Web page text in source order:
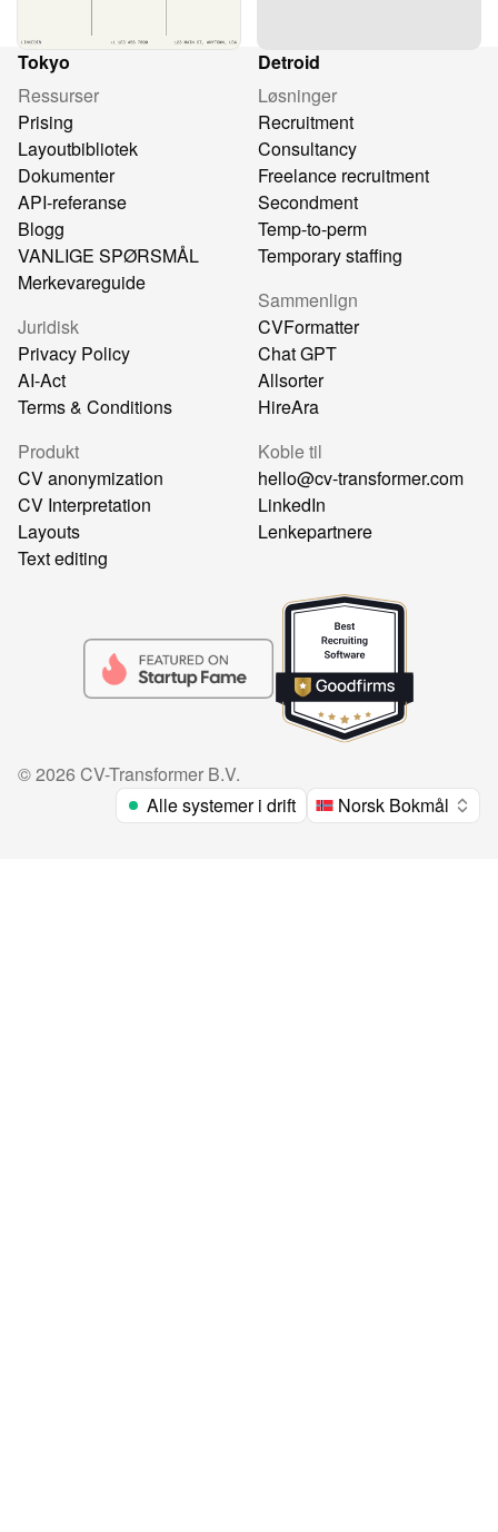
Tokyo
Detroid
Ressurser
Prising
Layoutbibliotek
Dokumenter
API-referanse
Blogg
VANLIGE SPØRSMÅL
Merkevareguide
Juridisk
Privacy Policy
AI-Act
Terms & Conditions
Produkt
CV anonymization
CV Interpretation
Layouts
Text editing
Løsninger
Recruitment
Consultancy
Freelance recruitment
Secondment
Temp-to-perm
Temporary staffing
Sammenlign
CVFormatter
Chat GPT
Allsorter
HireAra
Koble til
hello@cv-transformer.com
LinkedIn
Lenkepartnere
©2026 CV-Transformer B.V.
Alle systemer i drift
Norsk Bokmål